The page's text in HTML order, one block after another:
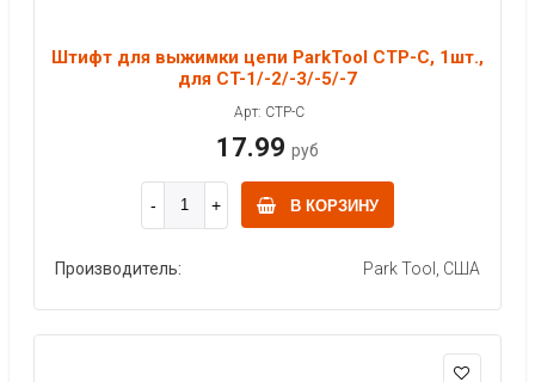
Штифт для выжимки цепи ParkTool CTP-C, 1шт.,
для CT-1/-2/-3/-5/-7
Арт: CTP-C
17.99 руб
В КОРЗИНУ
Производитель: Park Tool, США